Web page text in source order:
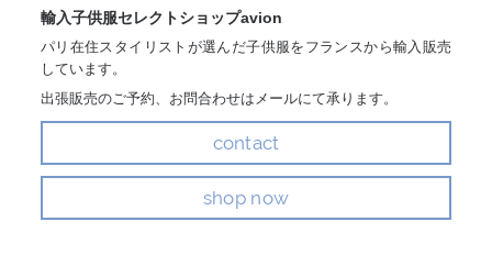
輸入子供服セレクトショップavion
パリ在住スタイリストが選んだ子供服をフランスから輸入販売
しています。
出張販売のご予約、お問合わせはメールにて承ります。
contact
shop now